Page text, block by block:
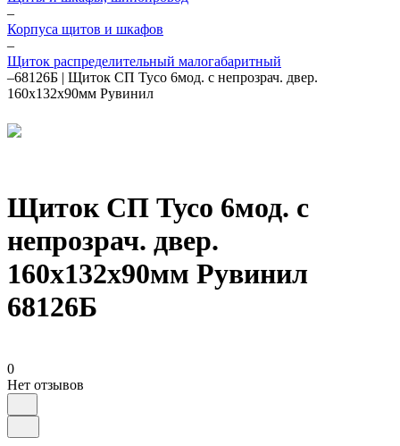
–
Корпуса щитов и шкафов
–
Щиток распределительный малогабаритный
–68126Б | Щиток СП Тусо 6мод. с непрозрач. двер.
160х132х90мм Рувинил
Щиток СП Тусо 6мод. с
непрозрач. двер.
160х132х90мм Рувинил
68126Б
0
Нет отзывов